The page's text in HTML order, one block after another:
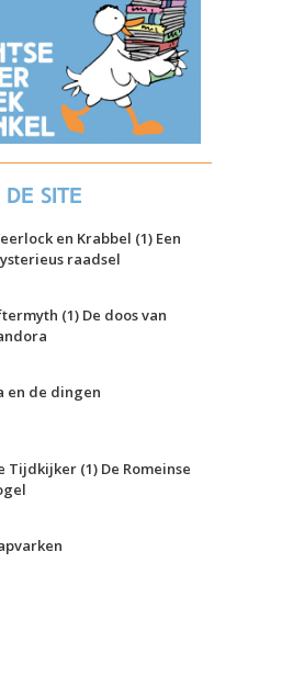
de site
en Krabbel (1) Een
raadsel
(1) De doos van
en de dingen
Tijdkijker (1) De Romeinse